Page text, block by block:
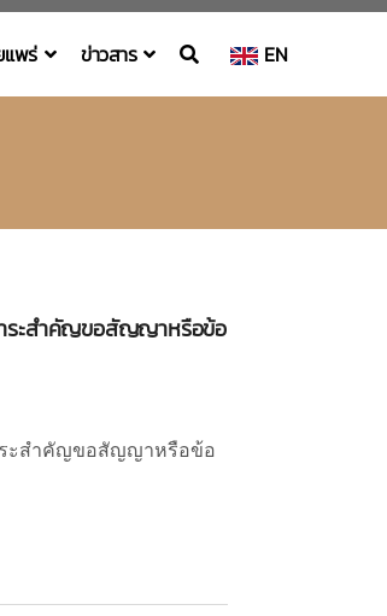
แพร่ ข่าวสาร EN
าระสำคัญขอสัญญาหรือข้อ
ระสำคัญขอสัญญาหรือข้อ